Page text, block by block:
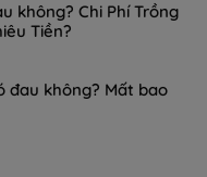
không? Chi Phí Trồng
Tiền?
đau không? Mất bao